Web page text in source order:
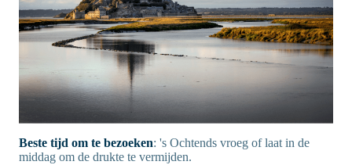
Beste tijd om te bezoeken: 's Ochtends vroeg of laat in de
middag om de drukte te vermijden.